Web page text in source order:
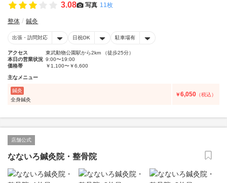
3.08 写真 11枚
整体 鍼灸
出張・訪問対応 日祝OK 駐車場有
アクセス
東武動物公園駅から2km （徒歩25分）
本日の営業状況 9:00〜19:00
価格帯
￥1,100〜￥6,600
主なメニュー
鍼灸
全身鍼灸
￥6,050 （税込）
店舗公式
なないろ鍼灸院・整骨院